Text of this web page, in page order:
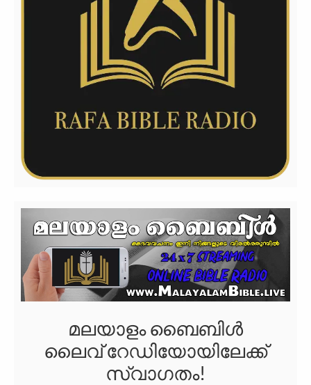
മലയാളം ബൈബിൾ
ലൈവ് റേഡിയോയിലേക്ക്
സ്വാഗതം!